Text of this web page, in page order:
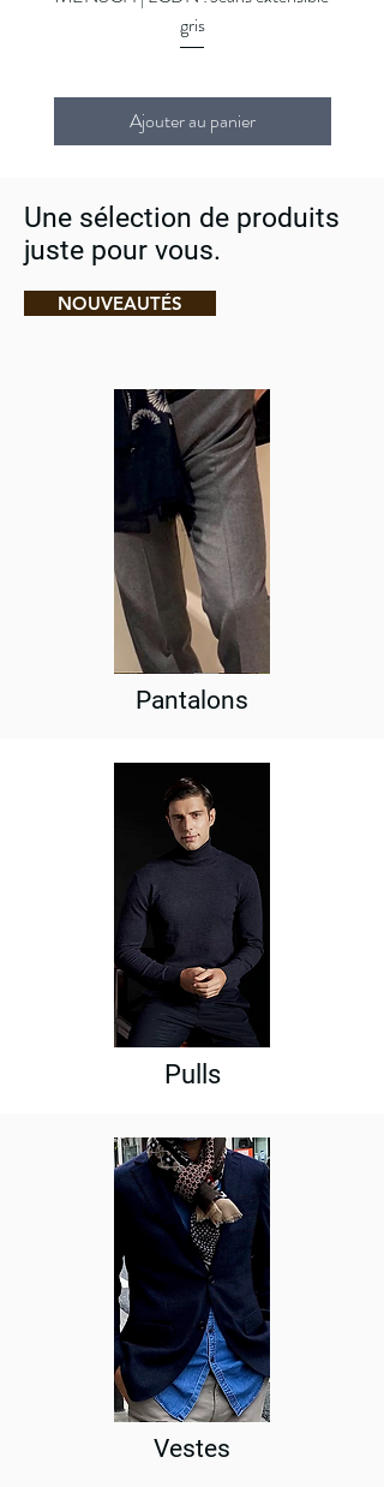
gris
Ajouter au panier
Une sélection de produits
juste pour vous.
NOUVEAUTÉS
Pantalons
Pulls
Vestes